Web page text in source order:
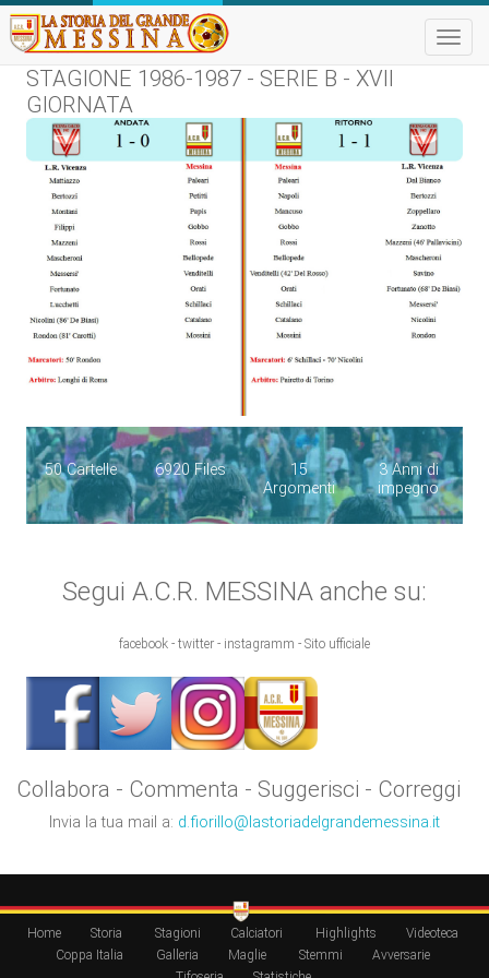
Toggle
STAGIONE 1986-1987 - SERIE B - XVII
GIORNATA
50 Cartelle 6920 Files
15
Argomenti
3 Anni di
impegno
Segui A.C.R. MESSINA anche su:
facebook - twitter - instagramm - Sito ufficiale
Collabora - Commenta - Suggerisci - Correggi
Invia la tua mail a: d.fiorillo@lastoriadelgrandemessina.it
Home Storia Stagioni Calciatori Highlights
Videoteca
Coppa Italia
Galleria Maglie Stemmi
Avversarie